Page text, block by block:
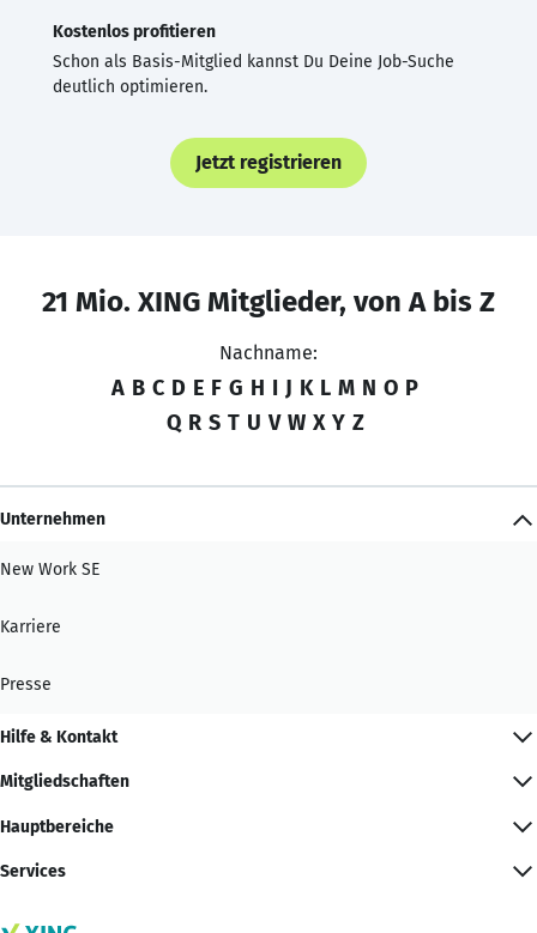
Kostenlos profitieren
Schon als Basis-Mitglied kannst Du Deine Job-Suche
deutlich optimieren.
Jetzt registrieren
21 Mio. XING Mitglieder, von A bis Z
Nachname:
A B C D E F G H I J K L M N O P
Q R S T U V W X Y Z
Unternehmen
New Work SE
Karriere
Presse
Hilfe & Kontakt
Mitgliedschaften
Hauptbereiche
Services